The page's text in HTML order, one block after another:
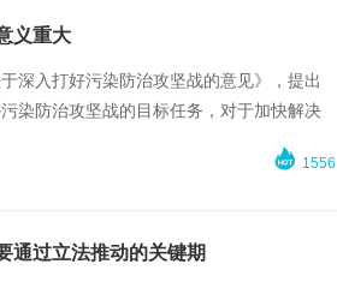
义重大
深入打好污染防治攻坚战的意见》，提出
染防治攻坚战的目标任务，对于加快解决
平、更可持续、更为安全的发展，具有重
 1556
通过立法推动的关键期